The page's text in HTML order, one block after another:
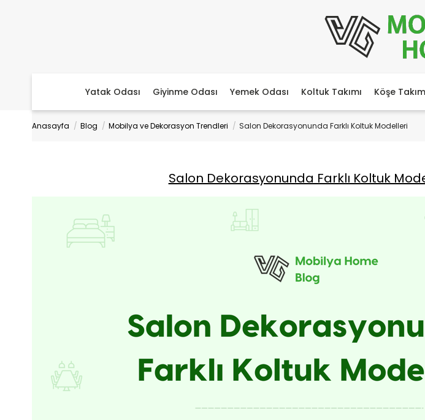
Yatak Odası Giyinme Odası Yemek Odası Koltuk Takımı Köşe
Anasayfa Blog Mobilya ve Dekorasyon Trendleri Salon Dekorasyonunda Farklı Koltuk Modelleri
Salon Dekorasyonunda Farklı Koltuk